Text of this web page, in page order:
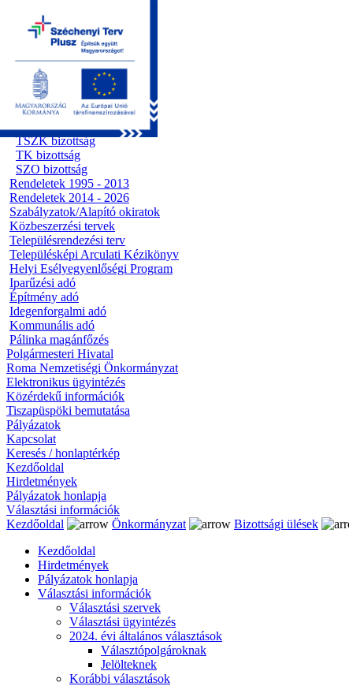
Kezdőoldal
Önkormányzat
Előterjesztések
Testületi ülések
Polgármesteri döntések
Bizottsági ülések
Ügyrendi bizottság
Előterjesztések
Pénzügyi bizottság
TSZK bizottság
TK bizottság
SZO bizottság
Rendeletek 1995 - 2013
Rendeletek 2014 - 2026
Szabályzatok/Alapító okiratok
Közbeszerzési tervek
Településrendezési terv
Településképi Arculati Kézikönyv
Helyi Esélyegyenlőségi Program
Iparűzési adó
Építmény adó
Idegenforgalmi adó
Kommunális adó
Pálinka magánfőzés
Polgármesteri Hivatal
Roma Nemzetiségi Önkormányzat
Elektronikus ügyintézés
Közérdekű információk
Tiszapüspöki bemutatása
Pályázatok
Kapcsolat
Keresés / honlaptérkép
Kezdőoldal
Hirdetmények
Pályázatok honlapja
Választási információk
Kezdőoldal
Önkormányzat Bizottsági ülések
Kezdőoldal
Hirdetmények
Pályázatok honlapja
Választási információk
Választási szervek
Választási ügyintézés
2024. évi általános választások
Választópolgároknak
Jelölteknek
Korábbi választások